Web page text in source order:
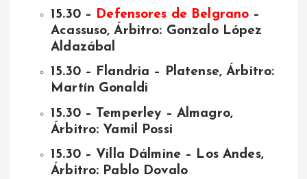
15.30 – Defensores de Belgrano –
Acassuso, Árbitro: Gonzalo López
Aldazábal
15.30 – Flandria – Platense, Árbitro:
Martín Gonaldi
15.30 – Temperley – Almagro,
Árbitro: Yamil Possi
15.30 – Villa Dálmine – Los Andes,
Árbitro: Pablo Dovalo